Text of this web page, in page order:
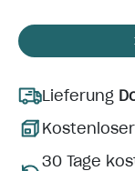
Lieferung
Kostenloser
30 Tage